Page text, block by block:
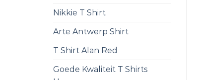
Nikkie T Shirt
Arte Antwerp Shirt
T Shirt Alan Red
Goede Kwaliteit T Shirts